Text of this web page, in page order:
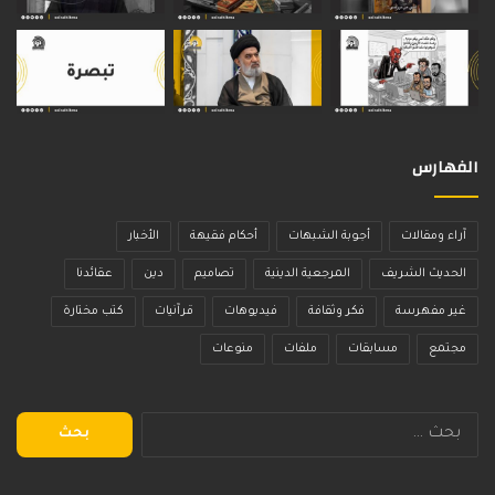
الفهارس
آراء ومقالات أجوبة الشبهات أحكام فقيهة الأخبار
الحديث الشريف المرجعية الدينية تصاميم دين عقائدنا
غير مفهرسة فكر وثقافة فيديوهات قرآنيات كتب مختارة
مجتمع مسابقات ملفات منوعات
البحث